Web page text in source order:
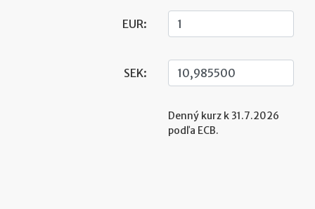
EUR:
SEK:
Denný kurz k 31.7.2026
podľa ECB.